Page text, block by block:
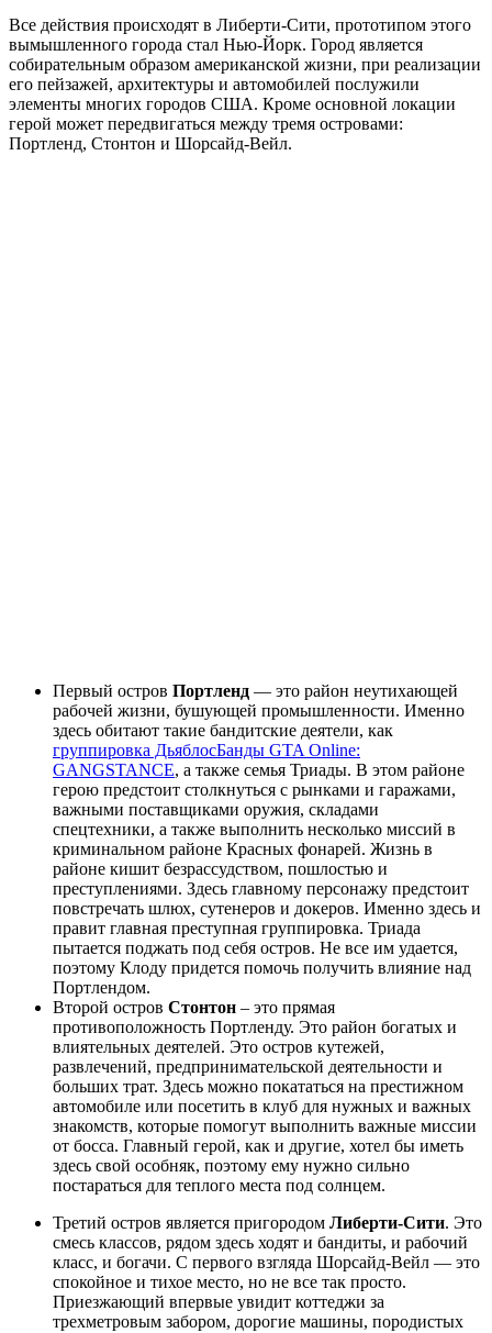
Все действия происходят в Либерти-Сити, прототипом этого
вымышленного города стал Нью-Йорк. Город является
собирательным образом американской жизни, при реализации
его пейзажей, архитектуры и автомобилей послужили
элементы многих городов США. Кроме основной локации
герой может передвигаться между тремя островами:
Портленд, Стонтон и Шорсайд-Вейл.
Первый остров Портленд — это район неутихающей
рабочей жизни, бушующей промышленности. Именно
здесь обитают такие бандитские деятели, как
группировка ДьяблосБанды GTA Online:
GANGSTANCE, а также семья Триады. В этом районе
герою предстоит столкнуться с рынками и гаражами,
важными поставщиками оружия, складами
спецтехники, а также выполнить несколько миссий в
криминальном районе Красных фонарей. Жизнь в
районе кишит безрассудством, пошлостью и
преступлениями. Здесь главному персонажу предстоит
повстречать шлюх, сутенеров и докеров. Именно здесь и
правит главная преступная группировка. Триада
пытается поджать под себя остров. Не все им удается,
поэтому Клоду придется помочь получить влияние над
Портлендом.
Второй остров Стонтон – это прямая
противоположность Портленду. Это район богатых и
влиятельных деятелей. Это остров кутежей,
развлечений, предпринимательской деятельности и
больших трат. Здесь можно покататься на престижном
автомобиле или посетить в клуб для нужных и важных
знакомств, которые помогут выполнить важные миссии
от босса. Главный герой, как и другие, хотел бы иметь
здесь свой особняк, поэтому ему нужно сильно
постараться для теплого места под солнцем.
Третий остров является пригородом Либерти-Сити. Это
смесь классов, рядом здесь ходят и бандиты, и рабочий
класс, и богачи. С первого взгляда Шорсайд-Вейл — это
спокойное и тихое место, но не все так просто.
Приезжающий впервые увидит коттеджи за
трехметровым забором, дорогие машины, породистых